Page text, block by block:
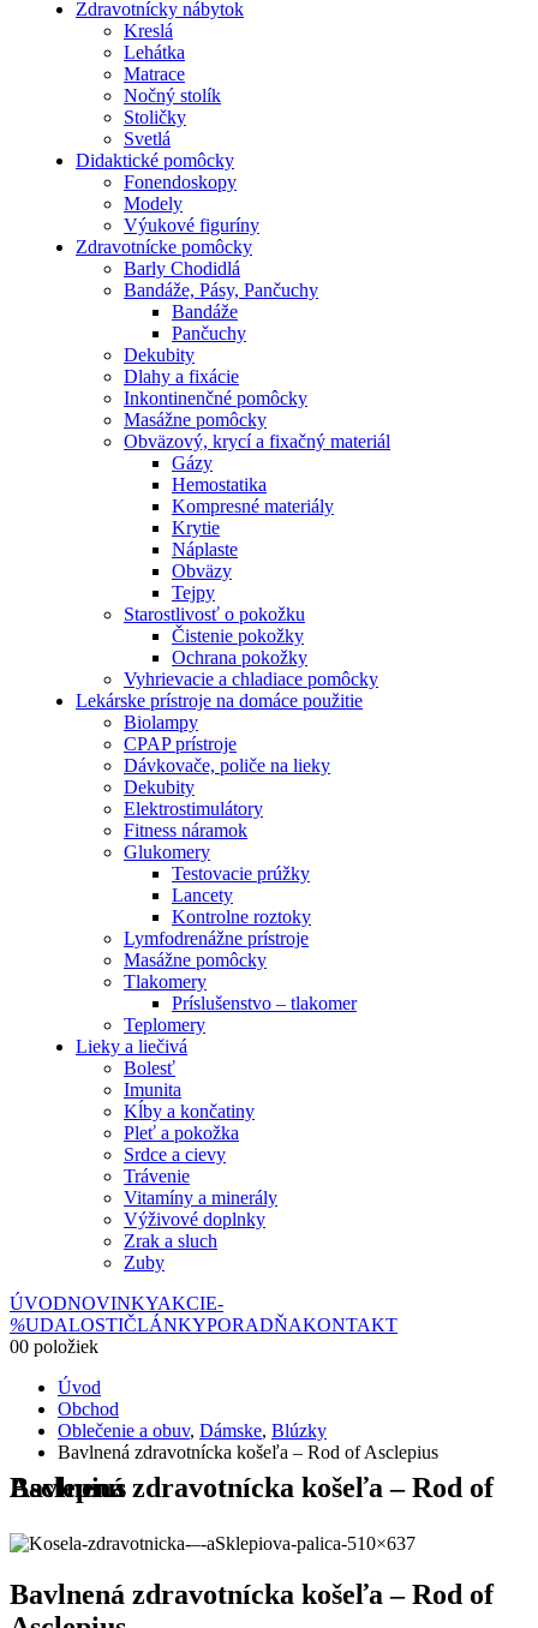
Zdravotnícky nábytok
Kreslá
Lehátka
Matrace
Nočný stolík
Stoličky
Svetlá
Didaktické pomôcky
Fonendoskopy
Modely
Výukové figuríny
Zdravotnícke pomôcky
Barly Chodidlá
Bandáže, Pásy, Pančuchy
Bandáže
Pančuchy
Dekubity
Dlahy a fixácie
Inkontinenčné pomôcky
Masážne pomôcky
Obväzový, krycí a fixačný materiál
Gázy
Hemostatika
Kompresné materiály
Krytie
Náplaste
Obväzy
Tejpy
Starostlivosť o pokožku
Čistenie pokožky
Ochrana pokožky
Vyhrievacie a chladiace pomôcky
Lekárske prístroje na domáce použitie
Biolampy
CPAP prístroje
Dávkovače, poliče na lieky
Dekubity
Elektrostimulátory
Fitness náramok
Glukomery
Testovacie prúžky
Lancety
Kontrolne roztoky
Lymfodrenážne prístroje
Masážne pomôcky
Tlakomery
Príslušenstvo – tlakomer
Teplomery
Lieky a liečivá
Bolesť
Imunita
Kĺby a končatiny
Pleť a pokožka
Srdce a cievy
Trávenie
Vitamíny a minerály
Výživové doplnky
Zrak a sluch
Zuby
ÚVODNOVINKYAKCIE-
%UDALOSTIČLÁNKYPORADŇAKONTAKT
00 položiek
Úvod
Obchod
Oblečenie a obuv, Dámske, Blúzky
Bavlnená zdravotnícka košeľa – Rod of Asclepius
Bavlnená zdravotnícka košeľa – Rod of Asclepius
Bavlnená zdravotnícka košeľa – Rod of